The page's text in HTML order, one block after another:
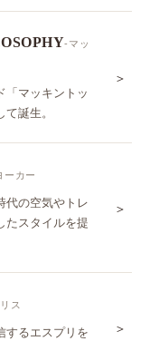
-マッ
「マッキントッ
誕生。
＞
ーカー
代の空気やトレ
たスタイルを提
＞
ス
するエスプリを
＞